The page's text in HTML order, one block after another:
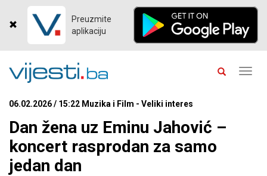
Preuzmite
aplikaciju
06.02.2026 / 15:22 Muzika i Film - Veliki interes
Dan žena uz Eminu Jahović –
koncert rasprodan za samo
jedan dan